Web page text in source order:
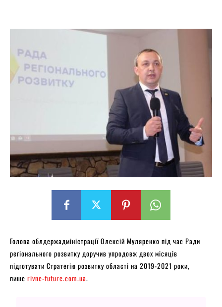
Голова облдержадміністрації Олексій Муляренко під час Ради
регіонального розвитку доручив упродовж двох місяців
підготувати Стратегію розвитку області на 2019-2021 роки,
пише rivne-future.com.ua.